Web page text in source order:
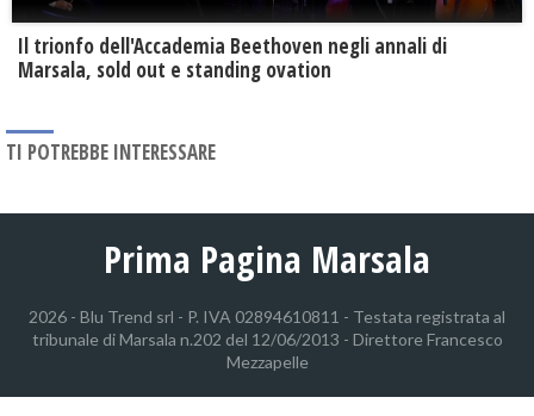
Il trionfo dell'Accademia Beethoven negli annali di
Marsala, sold out e standing ovation
TI POTREBBE INTERESSARE
Prima Pagina Marsala
2026 - Blu Trend srl - P. IVA 02894610811 - Testata registrata al
tribunale di Marsala n.202 del 12/06/2013 - Direttore Francesco
Mezzapelle